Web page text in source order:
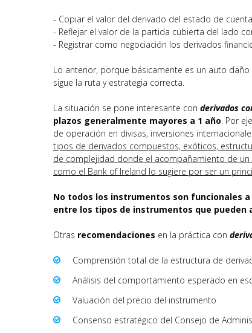
- Copiar el valor del derivado del estado de
- Reflejar el valor de la partida cubierta del lado
- Registrar como negociación los derivados
Lo anterior, porque básicamente es un auto
sigue la ruta y estrategia correcta.
La situación se pone interesante con derivados
plazos generalmente mayores a 1 año. Por
de operación en divisas, inversiones
tipos de derivados compuestos, exóticos,
de complejidad donde el acompañamiento de
como el Bank of Ireland lo sugiere por ser un
No todos los instrumentos son funcionales
entre los tipos de instrumentos que pueden
Otras recomendaciones en la práctica con
Comprensión total de la estructura de
Análisis del comportamiento esperado en
Valuación del precio del instrumento
Consenso estratégico del Consejo de